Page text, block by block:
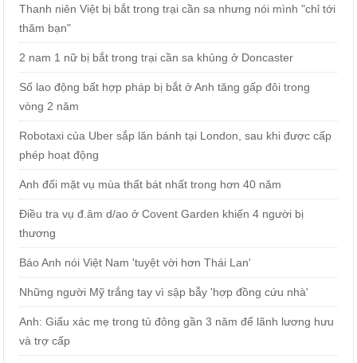
Thanh niên Việt bị bắt trong trại cần sa nhưng nói mình "chỉ tới
thăm bạn"
2 nam 1 nữ bị bắt trong trại cần sa khủng ở Doncaster
Số lao động bất hợp pháp bị bắt ở Anh tăng gấp đôi trong
vòng 2 năm
Robotaxi của Uber sắp lăn bánh tại London, sau khi được cấp
phép hoạt động
Anh đối mặt vụ mùa thất bát nhất trong hơn 40 năm
Điều tra vụ đ.âm d/ao ở Covent Garden khiến 4 người bị
thương
Báo Anh nói Việt Nam 'tuyệt vời hơn Thái Lan'
Những người Mỹ trắng tay vì sập bẫy 'hợp đồng cứu nhà'
Anh: Giấu xác mẹ trong tủ đông gần 3 năm để lãnh lương hưu
và trợ cấp